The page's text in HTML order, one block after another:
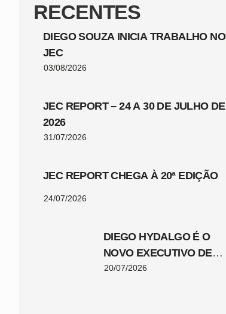
RECENTES
DIEGO SOUZA INICIA TRABALHO NO
JEC
03/08/2026
JEC REPORT – 24 A 30 DE JULHO DE
2026
31/07/2026
JEC REPORT CHEGA À 20ª EDIÇÃO
24/07/2026
DIEGO HYDALGO É O
NOVO EXECUTIVO DE
FUTEBOL DO JEC
20/07/2026